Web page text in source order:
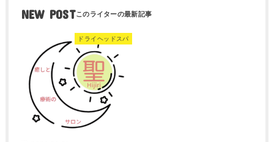
NEW POST
ドライヘッドスパ